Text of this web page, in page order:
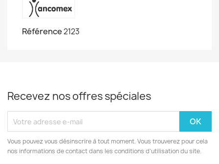
Référence2123
Recevez nos offres spéciales
Vous pouvez vous désinscrire à tout moment. Vous trouverez pour cela
nos informations de contact dans les conditions d'utilisation du site.